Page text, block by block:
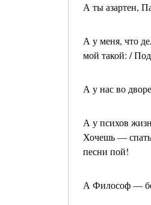
А ты азартен,
А у меня, что
мой такой: /
А у нас во дворе
А у психов
Хочешь —
песни пой!
А Философ —